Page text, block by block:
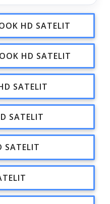
HD SATELIT
HD SATELIT
SATELIT
SATELIT
SATELIT